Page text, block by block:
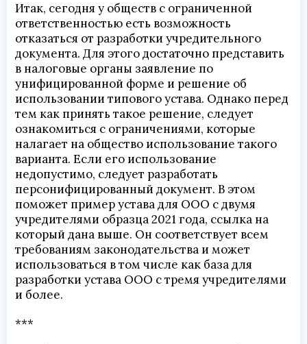
Итак, сегодня у обществ с ограниченной
ответственностью есть возможность
отказаться от разработки учредительного
документа. Для этого достаточно представить
в налоговые органы заявление по
унифицированной форме и решение об
использовании типового устава. Однако перед
тем как принять такое решение, следует
ознакомиться с ограничениями, которые
налагает на общество использование такого
варианта. Если его использование
недопустимо, следует разработать
персонифицированный документ. В этом
поможет пример устава для ООО с двумя
учредителями образца 2021 года, ссылка на
который дана выше. Он соответствует всем
требованиям законодательства и может
использоваться в том числе как база для
разработки устава ООО с тремя учредителями
и более.
***